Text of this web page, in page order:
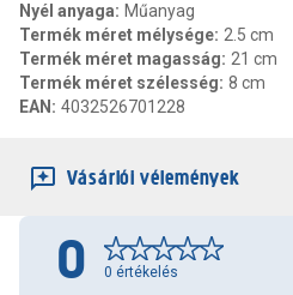
Nyél anyaga: Műanyag
Termék méret mélysége: 2.5 cm
Termék méret magasság: 21 cm
Termék méret szélesség: 8 cm
EAN : 4032526701228
Vásárlói vélemények
0 0 értékelés